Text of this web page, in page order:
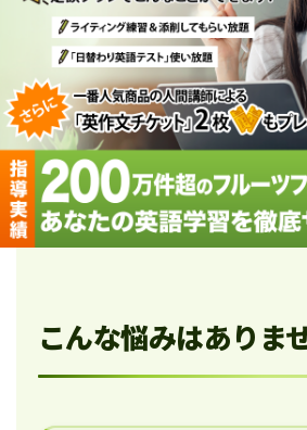
こんな悩みはありま